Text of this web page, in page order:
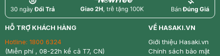
return nowfree price
HỖ TRỢ KHÁCH HÀNG
Hotline: 1800 6324
(Miễn phí , 08-22h kể cả T7, CN)
VỀ HASAKI.VN
Giới thiệu Hasaki.vn
Chính sách bảo mật